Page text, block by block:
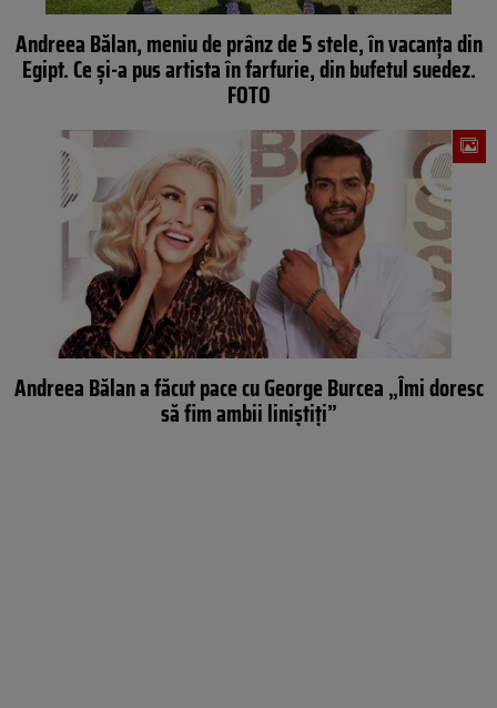
Andreea Bălan, meniu de prânz de 5 stele, în vacanța din
Egipt. Ce și-a pus artista în farfurie, din bufetul suedez.
FOTO
Andreea Bălan a făcut pace cu George Burcea „Îmi doresc
să fim ambii liniştiți”